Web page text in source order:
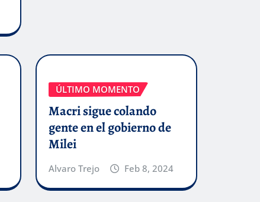
ÚLTIMO MOMENTO
Macri sigue colando
gente en el gobierno de
Milei
Alvaro Trejo Feb 8, 2024